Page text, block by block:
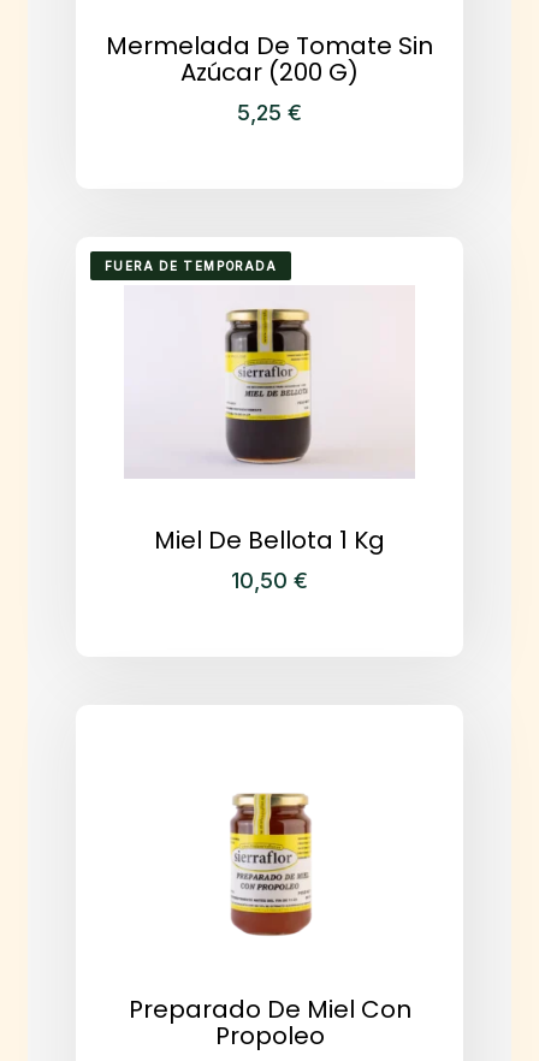
Mermelada De Tomate Sin
Azúcar (200 G)
5,25 €
FUERA DE TEMPORADA
Miel De Bellota 1 Kg
10,50 €
Preparado De Miel Con
Propoleo